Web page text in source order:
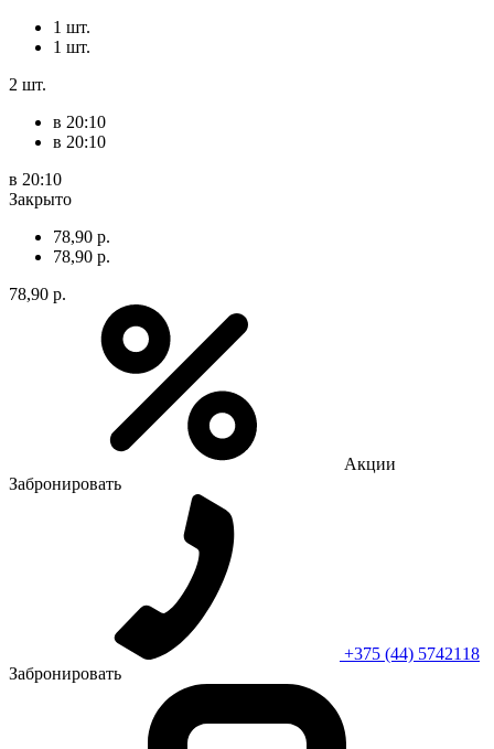
1 шт.
1 шт.
2 шт.
в 20:10
в 20:10
в 20:10
Закрыто
78,90 р.
78,90 р.
78,90 р.
Акции
Забронировать
+375 (44) 5742118
Забронировать